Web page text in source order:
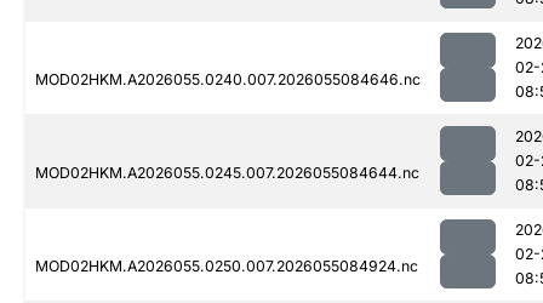
MOD02HKM.A2026055.0240.007.2026055084646.nc
02-
MOD02HKM.A2026055.0245.007.2026055084644.nc
02-
MOD02HKM.A2026055.0250.007.2026055084924.nc
02-